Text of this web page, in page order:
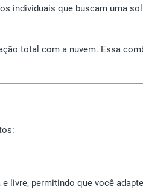
individuais que buscam uma
total com a nuvem. Essa
livre, permitindo que você